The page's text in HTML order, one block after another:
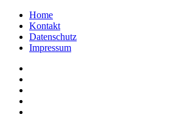
Home
Kontakt
Datenschutz
Impressum